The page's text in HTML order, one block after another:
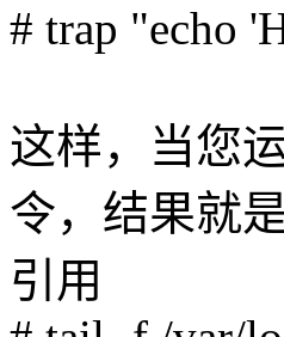
# trap "echo
这样，当您
令，结果就
引用